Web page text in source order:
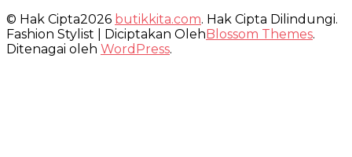
© Hak Cipta2026 butikkita.com. Hak Cipta Dilindungi.
Fashion Stylist | Diciptakan OlehBlossom Themes.
Ditenagai oleh WordPress.